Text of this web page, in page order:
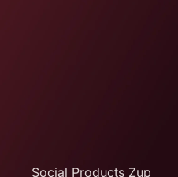
Social Products Zup